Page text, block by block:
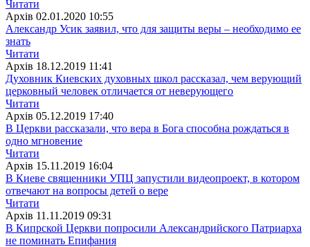
Читати
Архiв 02.01.2020 10:55
Александр Усик заявил, что для защиты веры – необходимо ее
знать
Читати
Архiв 18.12.2019 11:41
Духовник Киевских духовных школ рассказал, чем верующий
церковный человек отличается от неверующего
Читати
Архiв 05.12.2019 17:40
В Церкви рассказали, что вера в Бога способна рождаться в
одно мгновение
Читати
Архiв 15.11.2019 16:04
В Киеве священники УПЦ запустили видеопроект, в котором
отвечают на вопросы детей о вере
Читати
Архiв 11.11.2019 09:31
В Кипрской Церкви попросили Александрийского Патриарха
не поминать Епифания